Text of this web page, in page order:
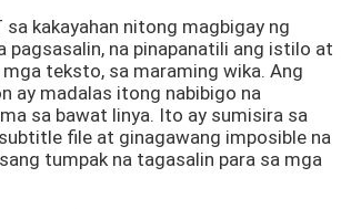
sa kakayahan nitong magbigay ng
pagsasalin, na pinapanatili ang istilo at
teksto, sa maraming wika. Ang
ay madalas itong nabibigo na
sa bawat linya. Ito ay sumisira sa
file at ginagawang imposible na
tumpak na tagasalin para sa mga